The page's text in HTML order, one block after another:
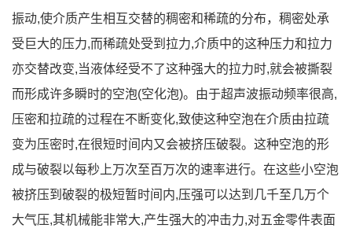
振动,使介质产生相互交替的稠密和稀疏的分布，稠密处承
受巨大的压力,而稀疏处受到拉力,介质中的这种压力和拉力
亦交替改变,当液体经受不了这种强大的拉力时,就会被撕裂
而形成许多瞬时的空泡(空化泡)。由于超声波振动频率很高,
压密和拉疏的过程在不断变化,致使这种空泡在介质由拉疏
变为压密时,在很短时间内又会被挤压破裂。这种空泡的形
成与破裂以每秒上万次至百万次的速率进行。在这些小空泡
被挤压到破裂的极短暂时间内,压强可以达到几千至几万个
大气压,其机械能非常大,产生强大的冲击力,对五金零件表面